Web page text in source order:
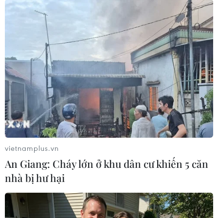
(TTXVN/Vietnam+)
#Bầu cử tổng thống
#Cộng hòa Bắc Macedonia
#Kết quả bầu cử
#Cuộc khủng hoảng chính trị
vietnamplus.vn
An Giang: Cháy lớn ở khu dân cư khiến 5 căn
nhà bị hư hại